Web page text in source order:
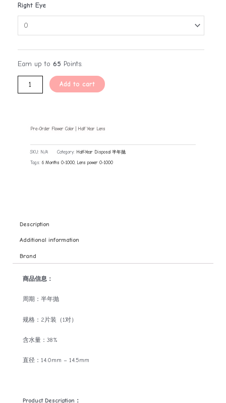
Right Eye
Earn up to 65 Points.
Add to cart
Pre-Order Flower Color | Half Year Lens
SKU: N/A Category: Half-Year Disposal 半年抛
Tags: 6 Months 0-1000, Lens power 0-1000
Description
Additional information
Brand
商品信息：
周期：半年抛
规格：2片装（1对）
含水量：38%
直径：14.0mm – 14.5mm
Product Description：